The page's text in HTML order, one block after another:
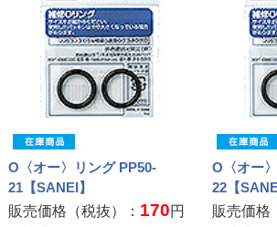
O〈オー〉リング PP50-
21【SANEI】
販売価格（税抜）： 170円
O〈オー
22【
販売価格